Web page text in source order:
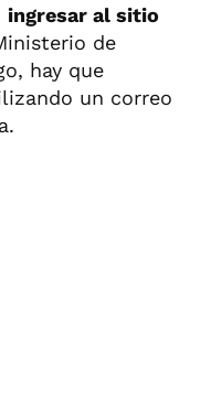
ingresar al sitio
de
hay que
un correo